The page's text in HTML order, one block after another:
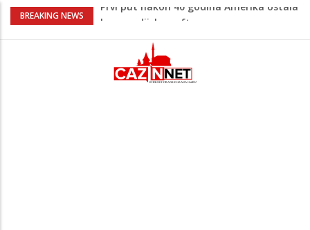
BREAKING NEWS
Vrućine pune hitne pomoći: Sve više
Šta je Vučić prešutio Zelenskom?
Putinovo ime nije smio da izgovori